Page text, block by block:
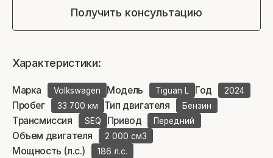
Получить консультацию
Характеристики:
Марка Volkswagen Модель Tiguan L Год 2024
Пробег 33 700 км Тип двигателя Бензин
Трансмиссия SEQ Привод Передний
Объем двигателя 2 000 см3
Мощность (л.с.) 186 л.с.